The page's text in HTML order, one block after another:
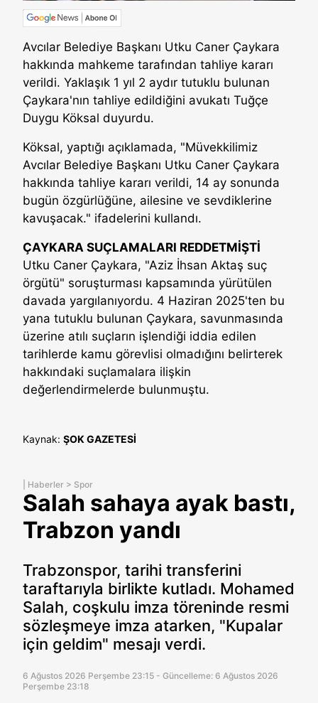
Avcılar Belediye Başkanı Utku Caner Çaykara
hakkında mahkeme tarafından tahliye kararı
verildi. Yaklaşık 1 yıl 2 aydır tutuklu bulunan
Çaykara'nın tahliye edildiğini avukatı Tuğçe
Duygu Köksal duyurdu.
Köksal, yaptığı açıklamada, "Müvekkilimiz
Avcılar Belediye Başkanı Utku Caner Çaykara
hakkında tahliye kararı verildi, 14 ay sonunda
bugün özgürlüğüne, ailesine ve sevdiklerine
kavuşacak." ifadelerini kullandı.
ÇAYKARA SUÇLAMALARI REDDETMİŞTİ
Utku Caner Çaykara, "Aziz İhsan Aktaş suç
örgütü" soruşturması kapsamında yürütülen
davada yargılanıyordu. 4 Haziran 2025'ten bu
yana tutuklu bulunan Çaykara, savunmasında
üzerine atılı suçların işlendiği iddia edilen
tarihlerde kamu görevlisi olmadığını belirterek
hakkındaki suçlamalara ilişkin
değerlendirmelerde bulunmuştu.
Kaynak: ŞOK GAZETESİ
Haberler > Spor
Salah sahaya ayak bastı,
Trabzon yandı
Trabzonspor, tarihi transferini
taraftarıyla birlikte kutladı. Mohamed
Salah, coşkulu imza töreninde resmi
sözleşmeye imza atarken, "Kupalar
için geldim" mesajı verdi.
6 Ağustos 2026 Perşembe 23:15 - Güncelleme: 6 Ağustos 2026
Perşembe 23:18